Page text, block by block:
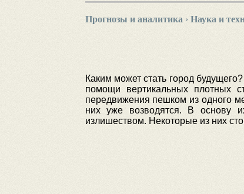
Прогнозы и аналитика › Наука и
Каким может стать город
помощи вертикальных плотных
передвижения пешком из одного
них уже возводятся. В основу
излишеством. Некоторые из них